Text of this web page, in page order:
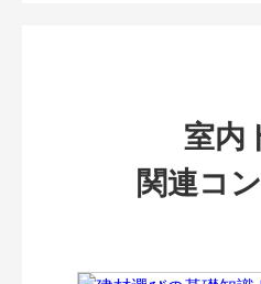
室内
関連コ